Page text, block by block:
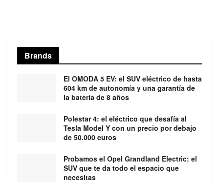
Brands
El OMODA 5 EV: el SUV eléctrico de hasta
604 km de autonomía y una garantía de
la batería de 8 años
Polestar 4: el eléctrico que desafía al
Tesla Model Y con un precio por debajo
de 50.000 euros
Probamos el Opel Grandland Electric: el
SUV que te da todo el espacio que
necesitas